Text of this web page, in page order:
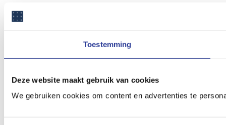
Toestemming
Deze website maakt gebruik van cookies
We gebruiken cookies om content en advertenties te